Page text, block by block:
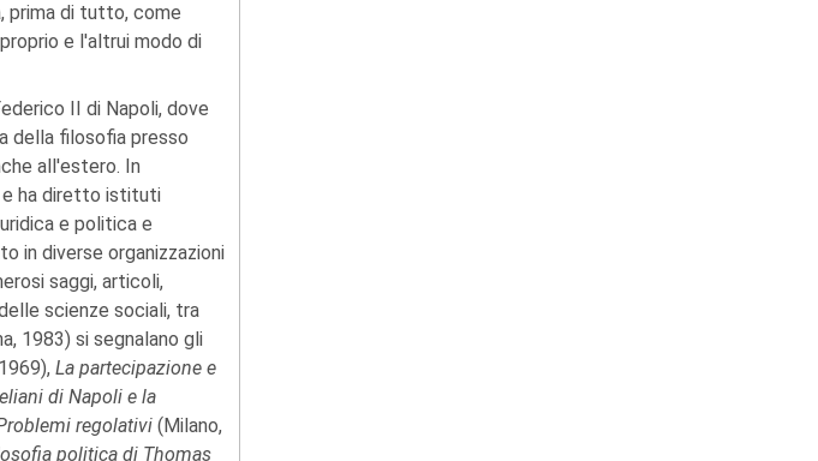
prima di tutto, come
e l'altrui modo di
II di Napoli, dove
della filosofia presso
all'estero. In
e ha diretto istituti
e politica e
in diverse organizzazioni
saggi, articoli,
scienze sociali, tra
1983) si segnalano gli
La partecipazione e
di Napoli e la
regolativi (Milano,
politica di Thomas